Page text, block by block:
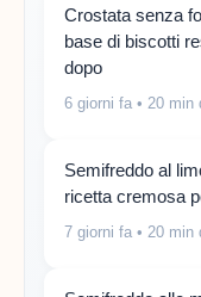
Crostata senza
base di biscotti
dopo
6 giorni fa • 20 min
Semifreddo al
ricetta cremosa
7 giorni fa • 20 min